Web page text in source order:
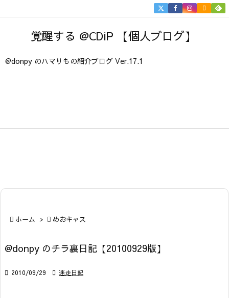
覚醒する @CDiP 【個人ブログ】
@donpy のハマりもの紹介ブログ Ver.17.1


 ホーム >  めおキャス
@donpy のチラ裏日記【20100929版】
 2010/09/29  迷走日記